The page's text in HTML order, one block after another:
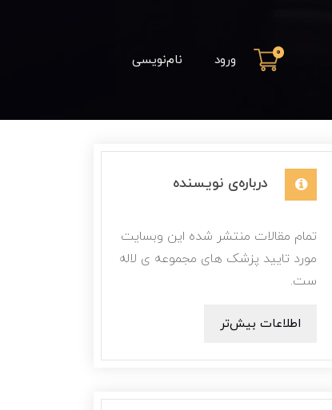
0 ورود نام‌نویسی
درباره‌ی نویسنده
تمام مقالات منتشر شده این وبسایت
مورد تایید پزشک های مجموعه ی لاله
ست.
اطلاعات بیش‌تر